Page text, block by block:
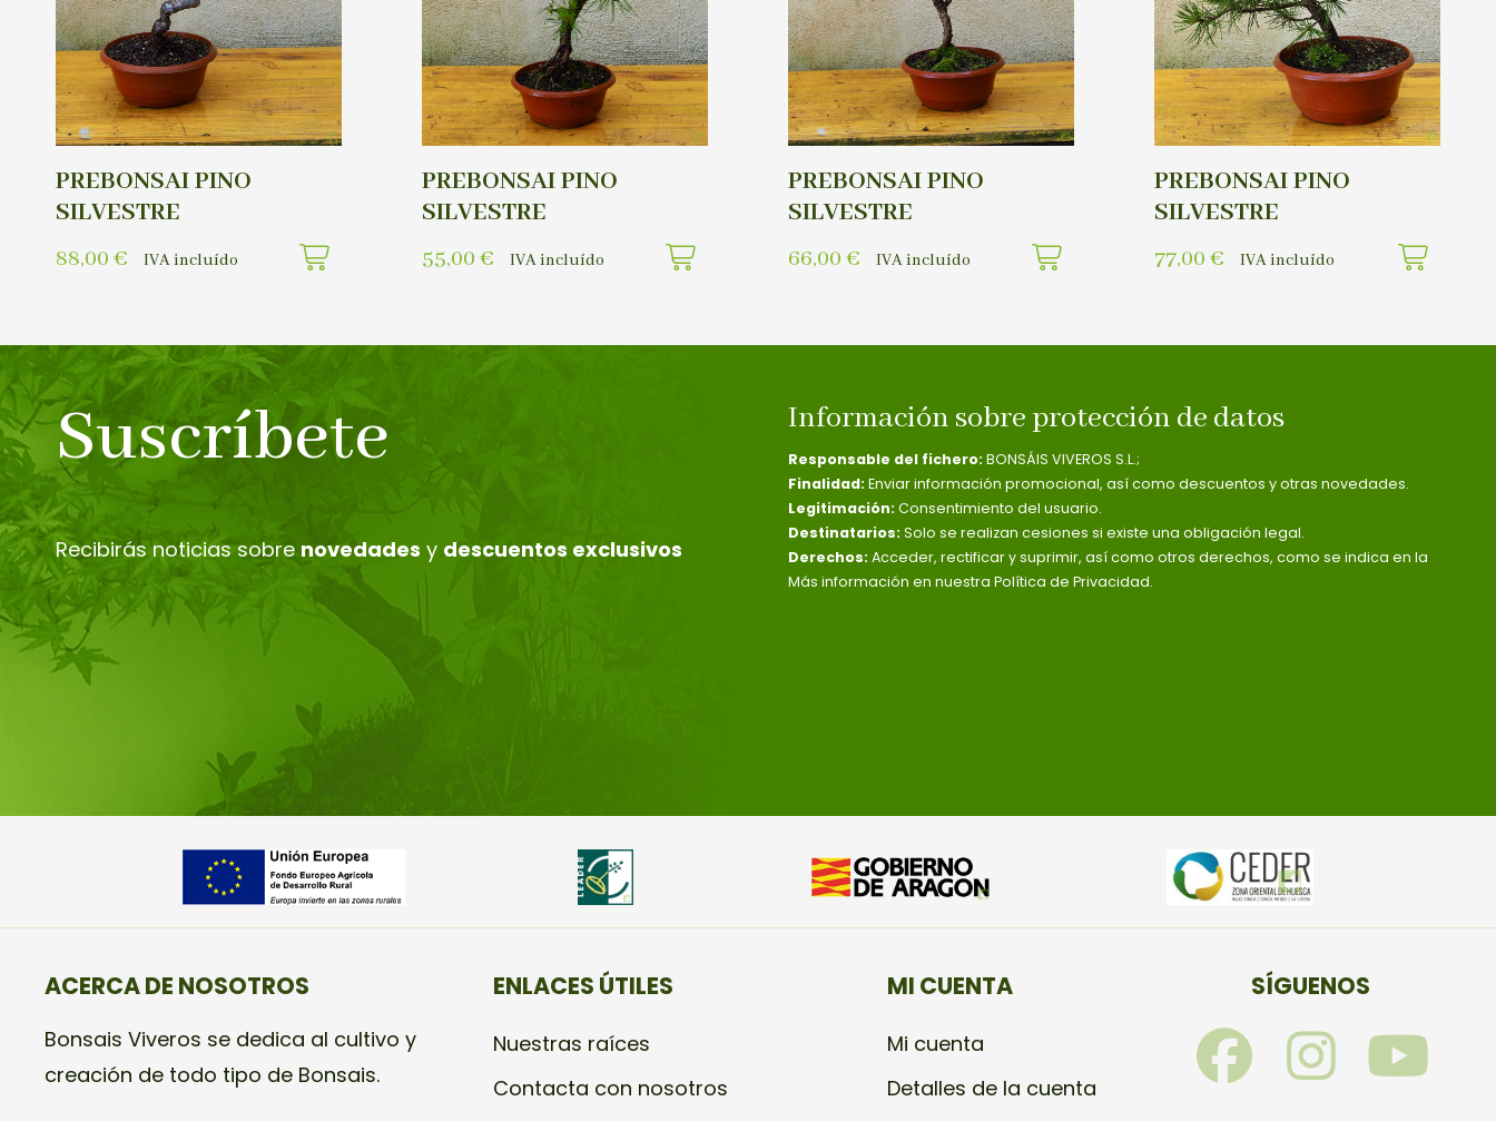
PREBONSAI PINO
SILVESTRE
88,00 € IVA incluído
PREBONSAI PINO
SILVESTRE
55,00 € IVA incluído
PREBONSAI PINO
SILVESTRE
66,00 € IVA incluído
PREBONSAI PINO
SILVESTRE
77,00 € IVA incluído
Suscríbete
Recibirás noticias sobre novedades y descuentos exclusivos
Información sobre protección de datos
Responsable del fichero: BONSÁIS VIVEROS S.L.;
Finalidad: Enviar información promocional, así como descuentos y otras novedades.
Legitimación: Consentimiento del usuario.
Destinatarios: Solo se realizan cesiones si existe una obligación legal.
Derechos: Acceder, rectificar y suprimir, así como otros derechos, como se indica en la
Más información en nuestra Política de Privacidad.
ACERCA DE NOSOTROS
Bonsais Viveros se dedica al cultivo y
creación de todo tipo de Bonsais.
ENLACES ÚTILES
Nuestras raíces
Contacta con nosotros
MI CUENTA
Mi cuenta
Detalles de la cuenta
SÍGUENOS
F
a
I
n
Y